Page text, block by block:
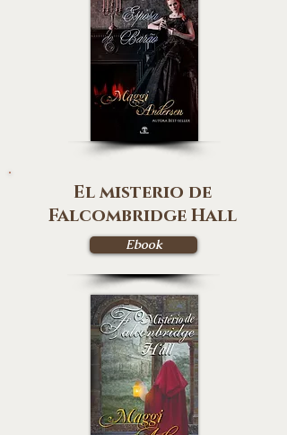
El misterio de
Falcombridge Hall
Ebook